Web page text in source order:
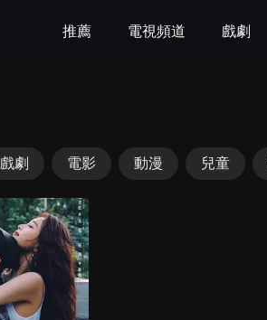
推薦 電視頻道 戲劇
戲劇 電影 動漫 兒童